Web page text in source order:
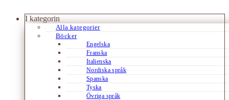
I kategorin
Alla kategorier
Böcker
Engelska
Franska
Italienska
Nordiska språk
Spanska
Tyska
Övriga språk